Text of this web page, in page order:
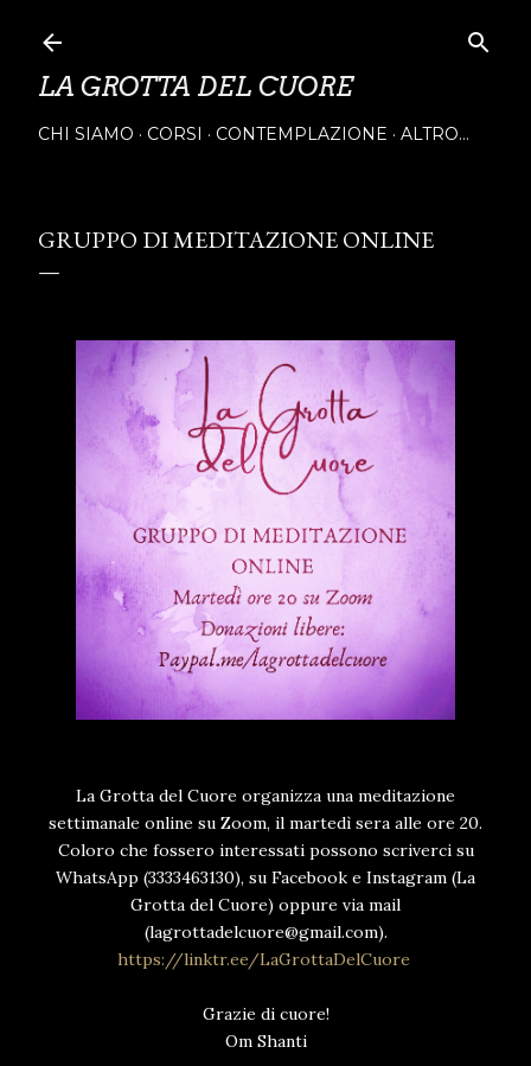
LA GROTTA DEL CUORE
CHI SIAMO CORSI CONTEMPLAZIONE ALTRO…
GRUPPO DI MEDITAZIONE ONLINE
La Grotta del Cuore organizza una meditazione
settimanale online su Zoom, il martedì sera alle ore 20.
Coloro che fossero interessati possono scriverci su
WhatsApp (3333463130), su Facebook e Instagram (La
Grotta del Cuore) oppure via mail
(lagrottadelcuore@gmail.com).
https://linktr.ee/LaGrottaDelCuore
Grazie di cuore!
Om Shanti